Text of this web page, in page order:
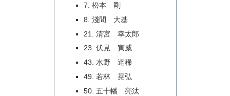
7. 松本 剛
8. 淺間 大基
21. 清宮 幸太郎
23. 伏見 寅威
43. 水野 達稀
49. 若林 晃弘
50. 五十幡 亮汰